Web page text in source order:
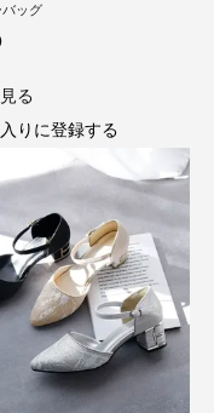
ない...もっ
しみたい
close
バッグ
る
りに登録する